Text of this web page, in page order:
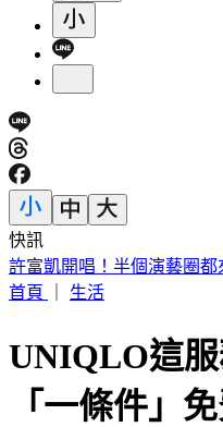
快訊
明天颱風假？白海豚最新
首頁
生活
UNIQLO這
「一條件」